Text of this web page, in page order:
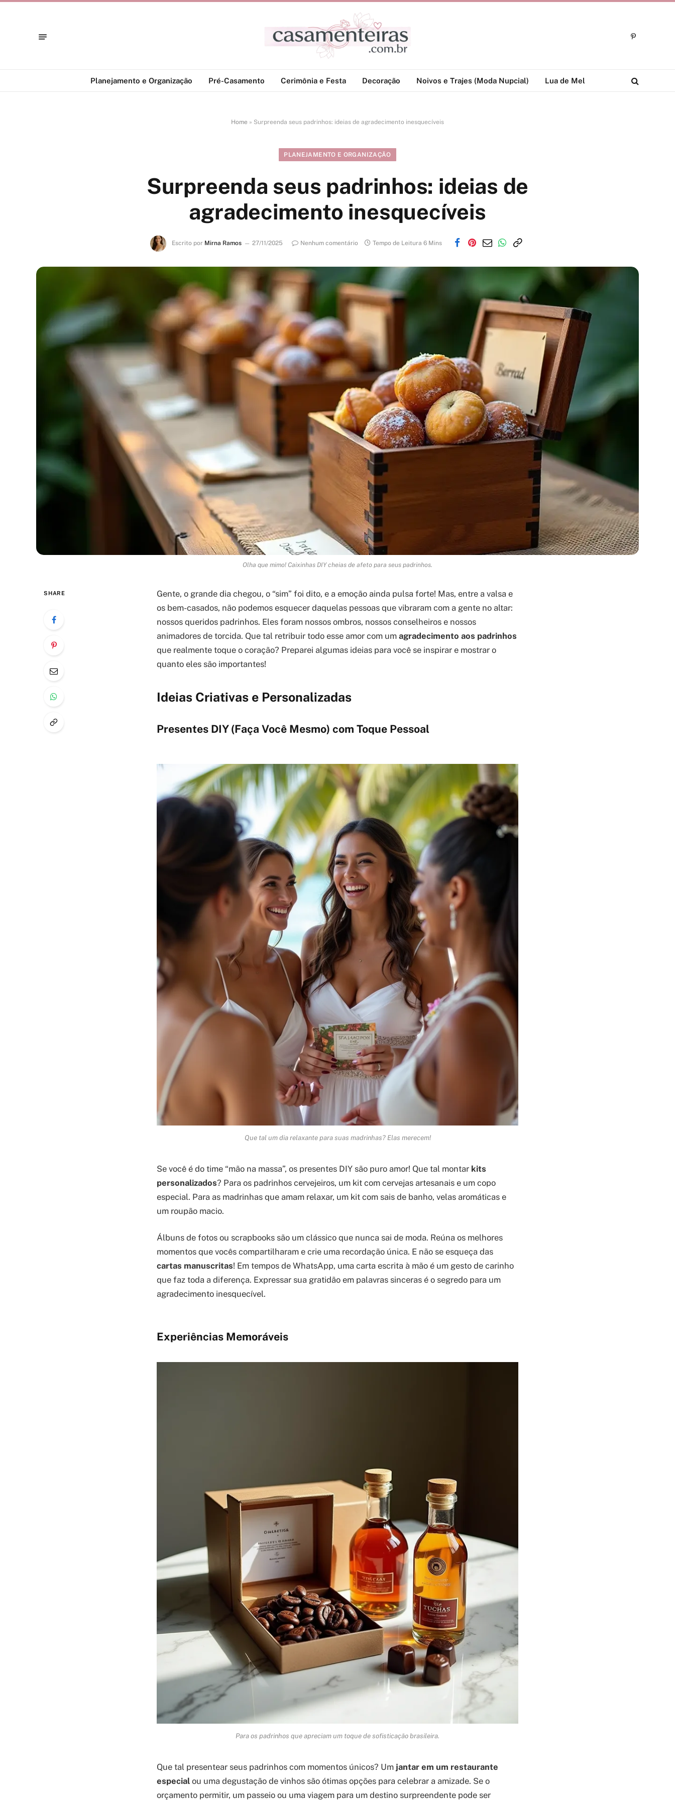
Pinterest
Planejamento e Organização Pré-Casamento Cerimônia e Festa Decoração Noivos e Trajes (Moda Nupcial) Lua de Mel
Home » Surpreenda seus padrinhos: ideias de agradecimento inesquecíveis
PLANEJAMENTO E ORGANIZAÇÃO
Surpreenda seus padrinhos: ideias de
agradecimento inesquecíveis
Escrito por Mirna Ramos 27/11/2025 Nenhum comentário Tempo de Leitura 6 Mins
Olha que mimo! Caixinhas DIY cheias de afeto para seus padrinhos.
SHARE
Gente, o grande dia chegou, o “sim” foi dito, e a emoção ainda pulsa forte! Mas, entre a valsa e
os bem-casados, não podemos esquecer daquelas pessoas que vibraram com a gente no altar:
nossos queridos padrinhos. Eles foram nossos ombros, nossos conselheiros e nossos
animadores de torcida. Que tal retribuir todo esse amor com um agradecimento aos padrinhos
que realmente toque o coração? Preparei algumas ideias para você se inspirar e mostrar o
quanto eles são importantes!
Ideias Criativas e Personalizadas
Presentes DIY (Faça Você Mesmo) com Toque Pessoal
Que tal um dia relaxante para suas madrinhas? Elas merecem!
Se você é do time “mão na massa”, os presentes DIY são puro amor! Que tal montar kits
personalizados? Para os padrinhos cervejeiros, um kit com cervejas artesanais e um copo
especial. Para as madrinhas que amam relaxar, um kit com sais de banho, velas aromáticas e
um roupão macio.
Álbuns de fotos ou scrapbooks são um clássico que nunca sai de moda. Reúna os melhores
momentos que vocês compartilharam e crie uma recordação única. E não se esqueça das
cartas manuscritas! Em tempos de WhatsApp, uma carta escrita à mão é um gesto de carinho
que faz toda a diferença. Expressar sua gratidão em palavras sinceras é o segredo para um
agradecimento inesquecível.
Experiências Memoráveis
Para os padrinhos que apreciam um toque de sofisticação brasileira.
Que tal presentear seus padrinhos com momentos únicos? Um jantar em um restaurante
especial ou uma degustação de vinhos são ótimas opções para celebrar a amizade. Se o
orçamento permitir, um passeio ou uma viagem para um destino surpreendente pode ser